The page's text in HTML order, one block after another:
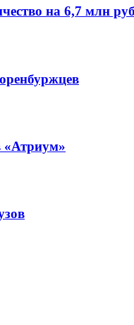
на 6,7 млн
«Атриум»